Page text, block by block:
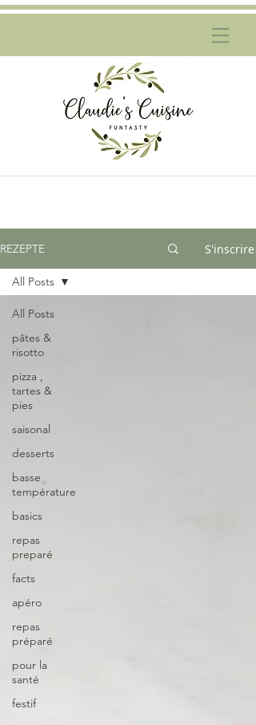
REZEPTE S'inscrire
All Posts
pâtes &
risotto
pizza ,
tartes &
pies
saisonal
desserts
basse
température
basics
repas
preparé
facts
apéro
repas
préparé
pour la
santé
festif
All Posts